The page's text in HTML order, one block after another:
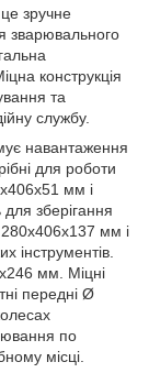
зручне
зварювального
конструкція
та
службу.
навантаження
для роботи
мм і
для зберігання
мм і
інструментів.
мм. Міцні
передні Ø
по
місці.